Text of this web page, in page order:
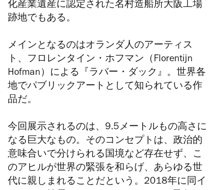
化産業遺産に認定された名村造船所大阪工場
跡地でもある。
メインとなるのはオランダ人のアーティス
ト、フロレンタイン・ホフマン（Florentijn
Hofman）による『ラバー・ダック』。世界各
地でパブリックアートとして知られている作
品だ。
今回展示されるのは、9.5メートルもの高さに
なる巨大なもの。そのコンセプトは、政治的
意味合いで分けられる国境など存在せず、こ
のアヒルが世界の緊張を和らげ、あらゆる世
代に親しまれることだという。2018年に同イ